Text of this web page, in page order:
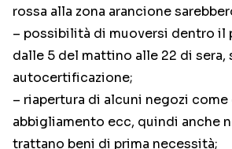
rossa alla zona arancione
– possibilità di muoversi dentro il
dalle 5 del mattino alle 22 di sera,
autocertificazione;
– riapertura di alcuni negozi
abbigliamento ecc, quindi anche
trattano beni di prima necessità;